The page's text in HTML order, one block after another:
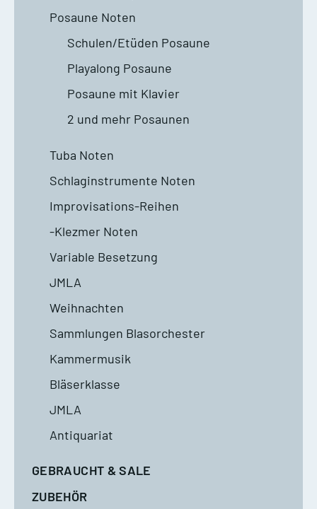
Posaune Noten
Schulen/Etüden Posaune
Playalong Posaune
Posaune mit Klavier
2 und mehr Posaunen
Tuba Noten
Schlaginstrumente Noten
Improvisations-Reihen
-Klezmer Noten
Variable Besetzung
JMLA
Weihnachten
Sammlungen Blasorchester
Kammermusik
Bläserklasse
JMLA
Antiquariat
GEBRAUCHT & SALE
ZUBEHÖR